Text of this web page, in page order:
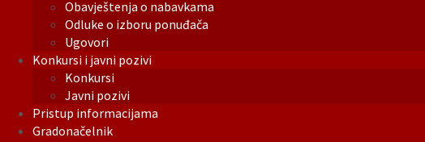
Obavještenja o nabavkama
Odluke o izboru ponuđača
Ugovori
Konkursi i javni pozivi
Konkursi
Javni pozivi
Pristup informacijama
Gradonačelnik